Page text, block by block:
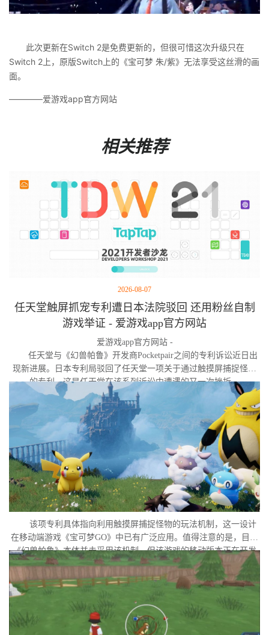
此次更新在Switch 2是免费更新的，但很可惜这次升级只在
Switch 2上，原版Switch上的《宝可梦 朱/紫》无法享受这丝滑的画
面。
————爱游戏app官方网站
相关推荐
2026-08-07
任天堂触屏抓宠专利遭日本法院驳回 还用粉丝自制
游戏举证 - 爱游戏app官方网站
爱游戏app官方网站 -
任天堂与《幻兽帕鲁》开发商Pocketpair之间的专利诉讼近日出
现新进展。日本专利局驳回了任天堂一项关于通过触摸屏捕捉怪物
的专利，这是任天堂在该系列诉讼中遭遇的又一次挫折。
该项专利具体指向利用触摸屏捕捉怪物的玩法机制，这一设计
在移动端游戏《宝可梦GO》中已有广泛应用。值得注意的是，目前
《幻兽帕鲁》本体并未采用该机制，但该游戏的移动版本正在开发
中。外界普遍认为，这很可能是任天堂在当前时间点针对此项专利
发起诉讼的直接原因。